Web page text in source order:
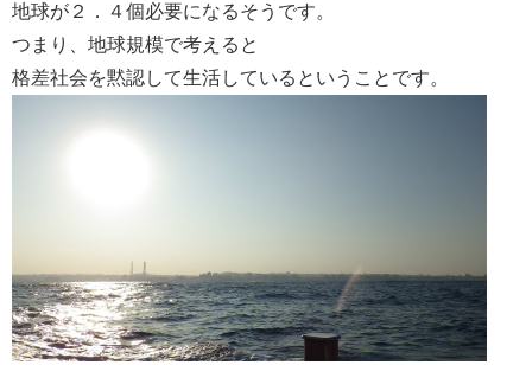
地球が２．４個必要になるそうです。
つまり、地球規模で考えると
格差社会を黙認して生活しているということです。